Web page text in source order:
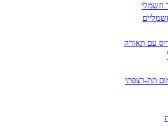
חשמלי
עם תאורה
תת-רצפתי